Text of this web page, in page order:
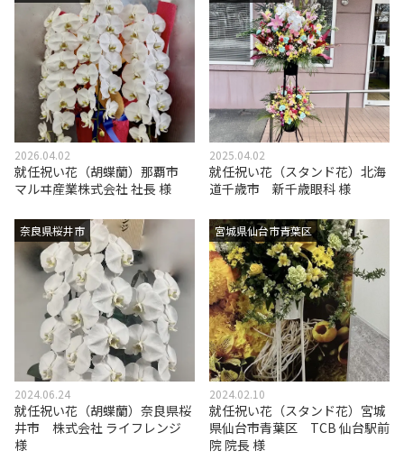
2026.04.02
就任祝い花（胡蝶蘭）那覇市
マルヰ産業株式会社 社長 様
2025.04.02
就任祝い花（スタンド花）北海
道千歳市 新千歳眼科 様
奈良県桜井市
2024.06.24
就任祝い花（胡蝶蘭）奈良県桜
井市 株式会社 ライフレンジ
様
宮城県仙台市青葉区
2024.02.10
就任祝い花（スタンド花）宮城
県仙台市青葉区 TCB 仙台駅前
院 院長 様